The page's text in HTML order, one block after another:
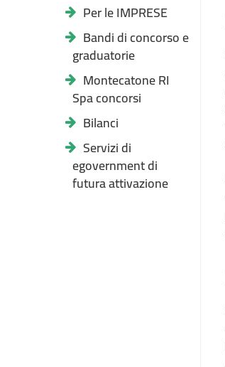
Per le IMPRESE
Bandi di concorso e
graduatorie
Montecatone RI
Spa concorsi
Bilanci
Servizi di
egovernment di
futura attivazione